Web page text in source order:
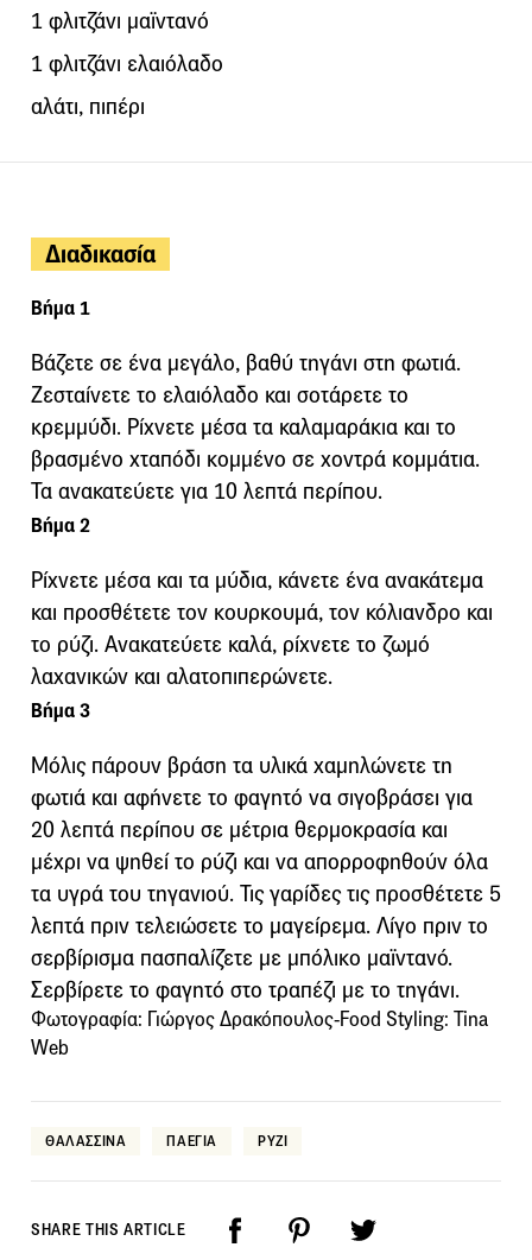
1 φλιτζάνι μαϊντανό
1 φλιτζάνι ελαιόλαδο
αλάτι, πιπέρι
Διαδικασία
Βήμα 1
Βάζετε σε ένα μεγάλο, βαθύ τηγάνι στη φωτιά.
Ζεσταίνετε το ελαιόλαδο και σοτάρετε το
κρεμμύδι. Ρίχνετε μέσα τα καλαμαράκια και το
βρασμένο χταπόδι κομμένο σε χοντρά κομμάτια.
Τα ανακατεύετε για 10 λεπτά περίπου.
Βήμα 2
Ρίχνετε μέσα και τα μύδια, κάνετε ένα ανακάτεμα
και προσθέτετε τον κουρκουμά, τον κόλιανδρο και
το ρύζι. Ανακατεύετε καλά, ρίχνετε το ζωμό
λαχανικών και αλατοπιπερώνετε.
Βήμα 3
Μόλις πάρουν βράση τα υλικά χαμηλώνετε τη
φωτιά και αφήνετε το φαγητό να σιγοβράσει για
20 λεπτά περίπου σε μέτρια θερμοκρασία και
μέχρι να ψηθεί το ρύζι και να απορροφηθούν όλα
τα υγρά του τηγανιού. Τις γαρίδες τις προσθέτετε 5
λεπτά πριν τελειώσετε το μαγείρεμα. Λίγο πριν το
σερβίρισμα πασπαλίζετε με μπόλικο μαϊντανό.
Σερβίρετε το φαγητό στο τραπέζι με το τηγάνι.
Φωτογραφία: Γιώργος Δρακόπουλος-Food Styling: Tina
Web
ΘΑΛΑΣΣΙΝΑ ΠΑΕΓΙΑ ΡΥΖΙ
SHARE THIS ARTICLE